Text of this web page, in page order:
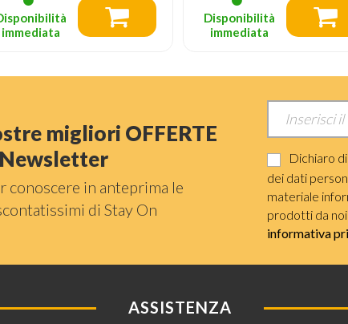
immediata
Disponibilità
immediata
migliori OFFERTE
conoscere in anteprima le
di Stay On
Dichiaro
dei dati
materiale
prodotti da
informativa
ASSISTENZA